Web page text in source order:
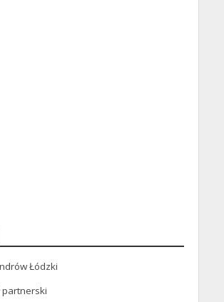
Łódzki
partnerski